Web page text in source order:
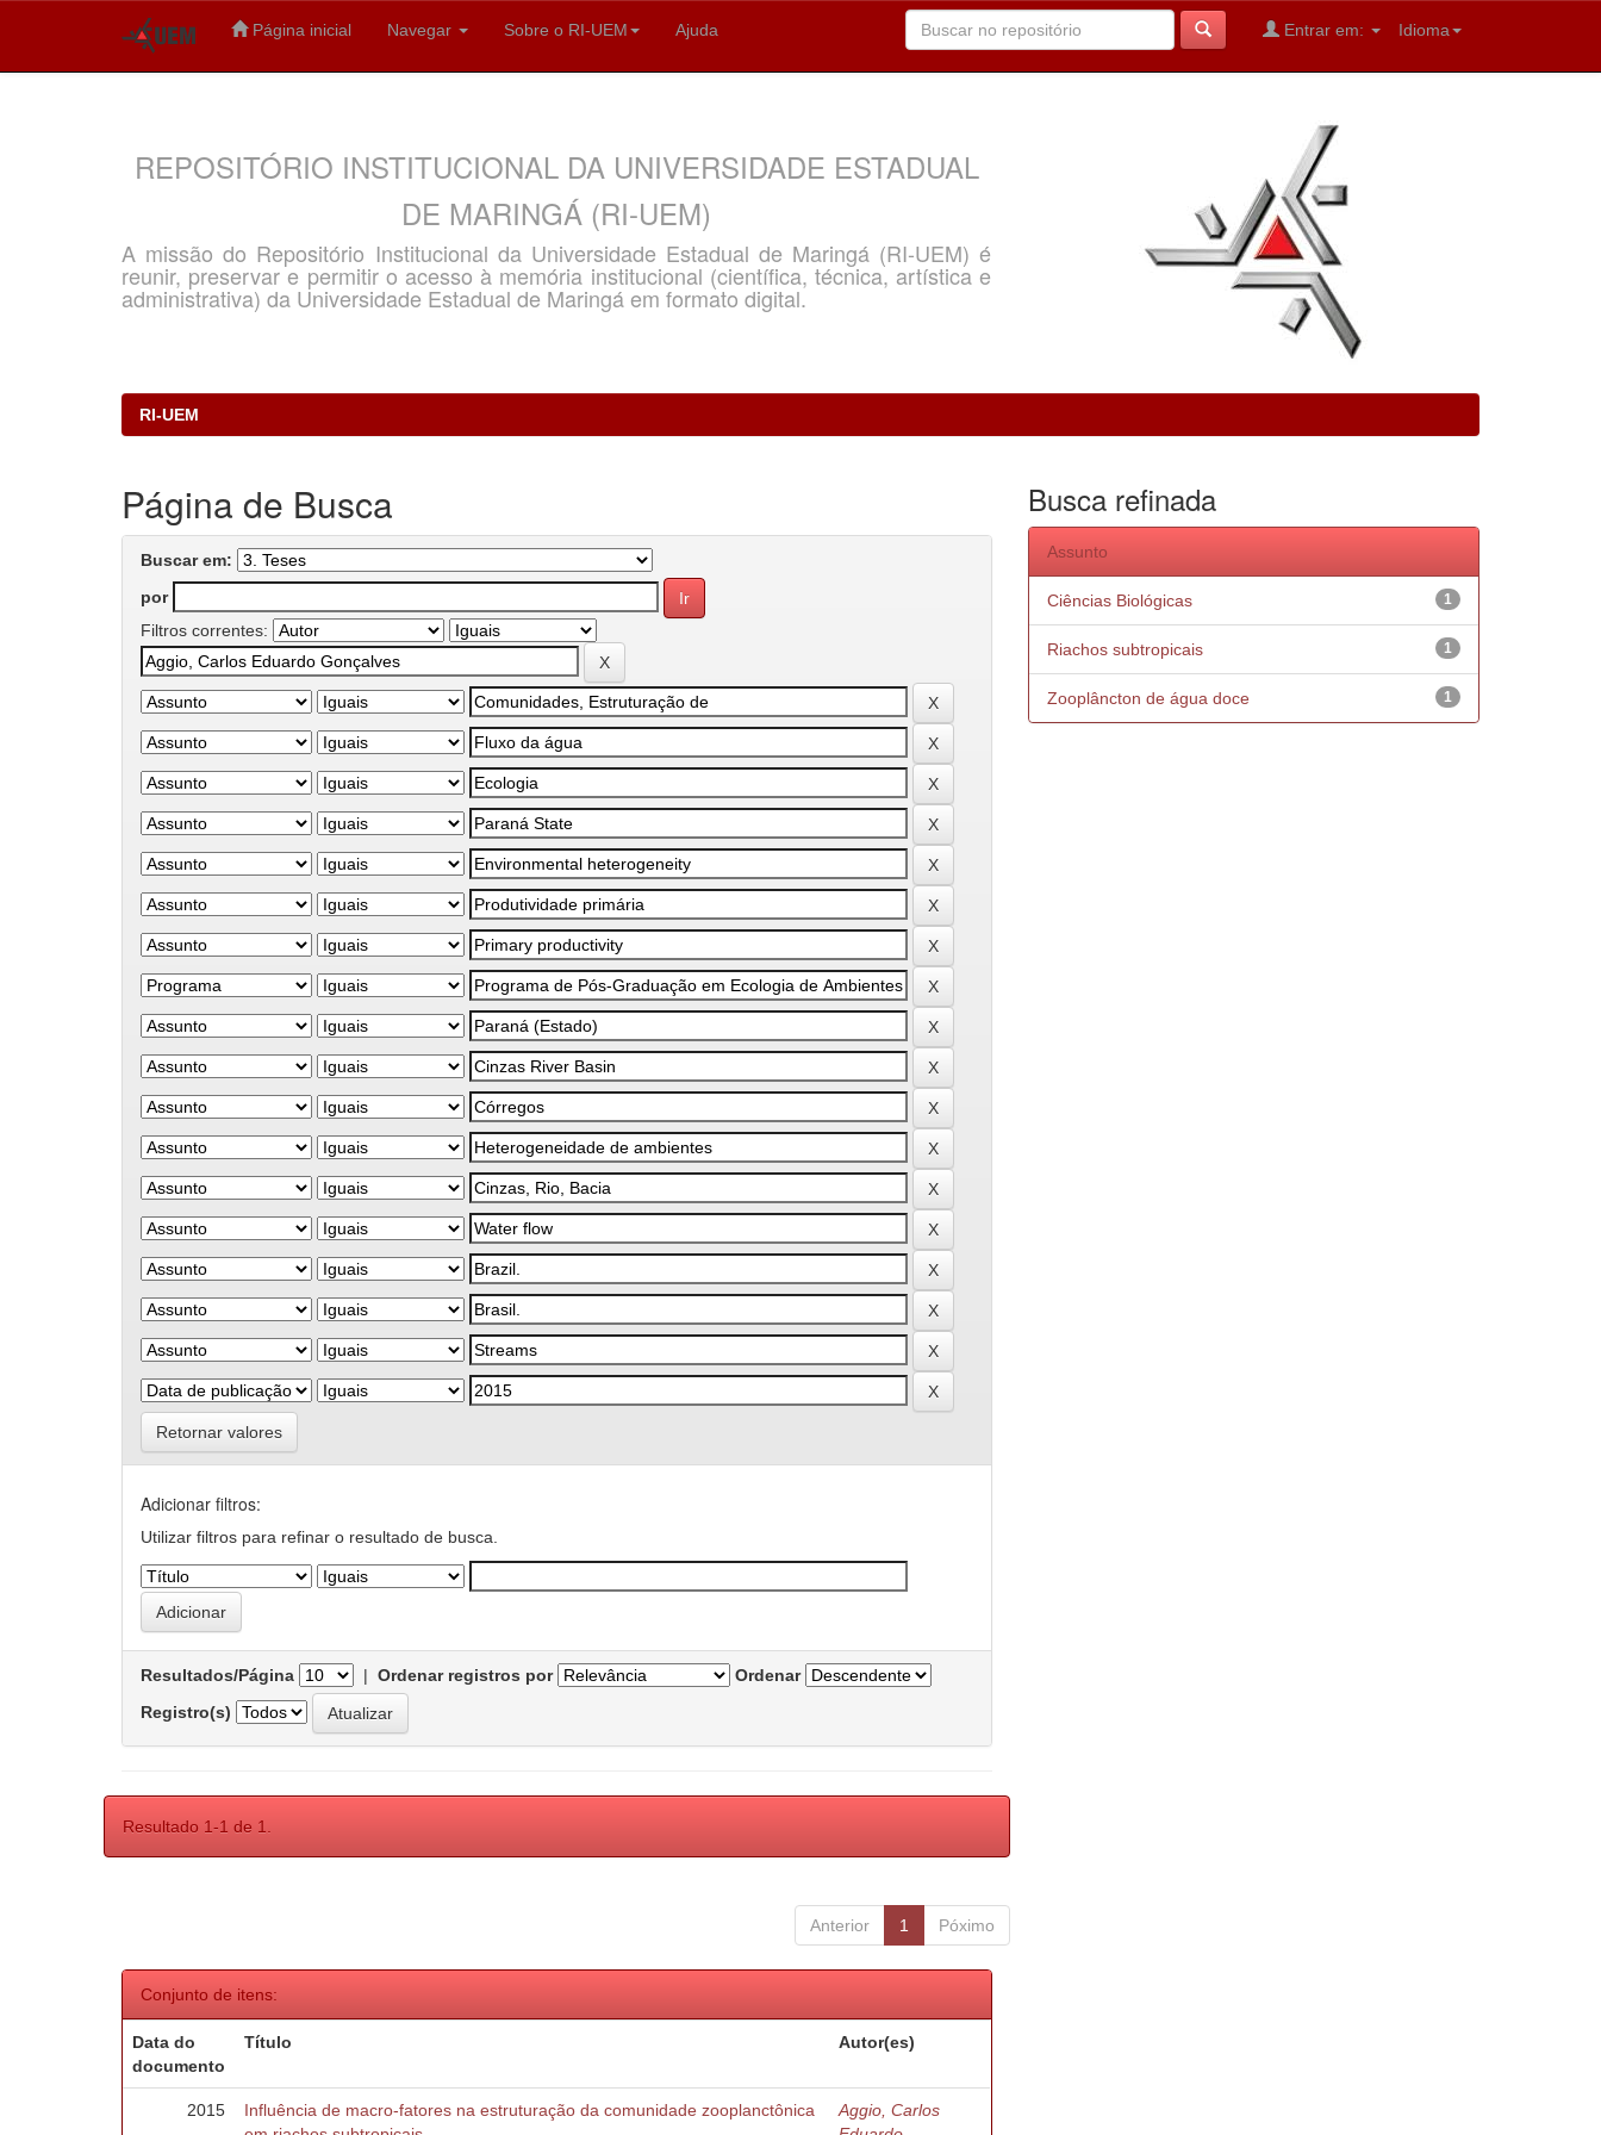
Página inicial Navegar Sobre o RI-UEM Ajuda Idioma
Entrar em:
REPOSITÓRIO INSTITUCIONAL DA UNIVERSIDADE ESTADUAL
DE MARINGÁ (RI-UEM)
A missão do Repositório Institucional da Universidade Estadual de Maringá (RI-UEM) é
reunir, preservar e permitir o acesso à memória institucional (científica, técnica, artística e
administrativa) da Universidade Estadual de Maringá em formato digital.
RI-UEM
Página de Busca
Buscar em:
por
Filtros correntes:
Retornar valores
Adicionar filtros:
Utilizar filtros para refinar o resultado de busca.
Resultados/Página | Ordenar registros por
Ordenar
Registro(s)
Resultado 1-1 de 1.
Anterior 1 Póximo
Conjunto de itens:
Data do
documento
Título Autor(es)
2015
Influência de macro-fatores na estruturação da comunidade zooplanctônica
Aggio, Carlos
Busca refinada
Assunto
1
Ciências Biológicas
1
Riachos subtropicais
1
Zooplâncton de água doce